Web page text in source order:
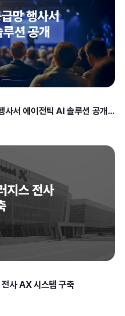
사서 에이전틱 AI 솔루션 공개…
사 AX 시스템 구축